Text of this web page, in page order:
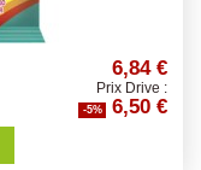
6,84 €
Prix Drive :
-5% 6,50 €